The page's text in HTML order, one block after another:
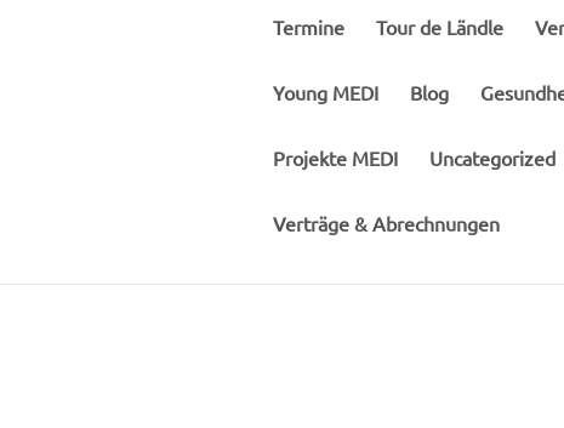
Termine Tour de Ländle
Young MEDI Blog
Projekte MEDI Uncategorized
Verträge & Abrechnungen